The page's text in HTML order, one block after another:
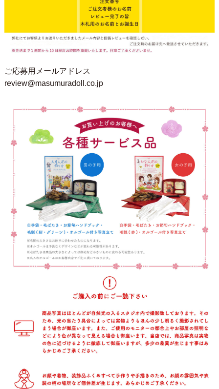
ご応募用メールアドレス
review@masumuradoll.co.jp